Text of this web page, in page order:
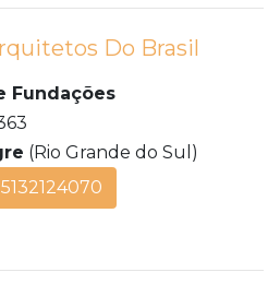
Do Brasil
Fundações
(Rio Grande do Sul)
5132124070